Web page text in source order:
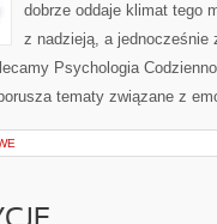
dobrze oddaje klimat tego
z nadzieją, a jednocześnie
Psychologia
tematy związane z